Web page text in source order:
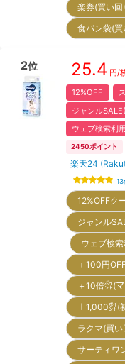
楽券(買い
食パン袋(
2位 25.4 円/
12%OFF
ジャンル
ウェブ検索利
2450ポイント
楽天24
13
12%OFFク
ジャンル
ウェブ検
＋100円
＋10倍㌽(
＋1,000㌽(
ラクマ(買
サーティ